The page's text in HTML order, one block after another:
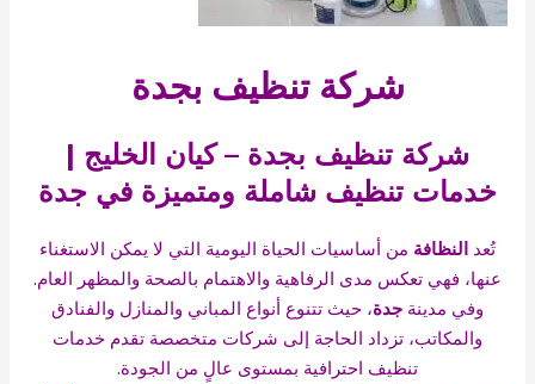
شركة تنظيف بجدة
شركة تنظيف بجدة – كيان الخليج |
خدمات تنظيف شاملة ومتميزة في جدة
تُعد النظافة من أساسيات الحياة اليومية التي لا يمكن الاستغناء
عنها، فهي تعكس مدى الرفاهية والاهتمام بالصحة والمظهر العام.
وفي مدينة جدة، حيث تتنوع أنواع المباني والمنازل والفنادق
والمكاتب، تزداد الحاجة إلى شركات متخصصة تقدم خدمات
تنظيف احترافية بمستوى عالٍ من الجودة.